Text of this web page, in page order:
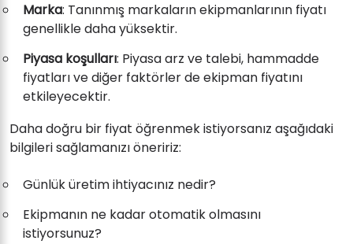
Marka: Tanınmış markaların ekipmanlarının fiyatı
genellikle daha yüksektir.
Piyasa koşulları: Piyasa arz ve talebi, hammadde
fiyatları ve diğer faktörler de ekipman fiyatını
etkileyecektir.
Daha doğru bir fiyat öğrenmek istiyorsanız aşağıdaki
bilgileri sağlamanızı öneririz:
Günlük üretim ihtiyacınız nedir?
Ekipmanın ne kadar otomatik olmasını
istiyorsunuz?